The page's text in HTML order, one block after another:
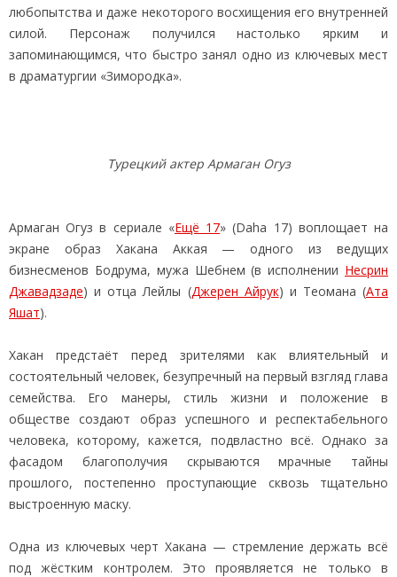
любопытства и даже некоторого восхищения его внутренней
силой. Персонаж получился настолько ярким и
запоминающимся, что быстро занял одно из ключевых мест
в драматургии «Зимородка».
Турецкий актер Армаган Огуз
Армаган Огуз в сериале «Ещё 17» (Daha 17) воплощает на
экране образ Хакана Аккая — одного из ведущих
бизнесменов Бодрума, мужа Шебнем (в исполнении Несрин
Джавадзаде) и отца Лейлы (Джерен Айрук) и Теомана (Ата
Яшат).
Хакан предстаёт перед зрителями как влиятельный и
состоятельный человек, безупречный на первый взгляд глава
семейства. Его манеры, стиль жизни и положение в
обществе создают образ успешного и респектабельного
человека, которому, кажется, подвластно всё. Однако за
фасадом благополучия скрываются мрачные тайны
прошлого, постепенно проступающие сквозь тщательно
выстроенную маску.
Одна из ключевых черт Хакана — стремление держать всё
под жёстким контролем. Это проявляется не только в